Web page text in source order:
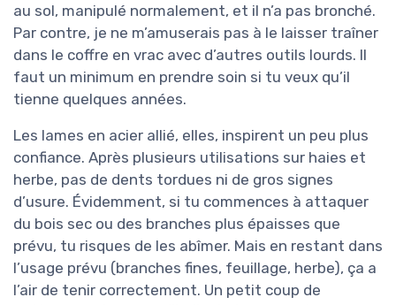
au sol, manipulé normalement, et il n’a pas bronché.
Par contre, je ne m’amuserais pas à le laisser traîner
dans le coffre en vrac avec d’autres outils lourds. Il
faut un minimum en prendre soin si tu veux qu’il
tienne quelques années.
Les lames en acier allié, elles, inspirent un peu plus
confiance. Après plusieurs utilisations sur haies et
herbe, pas de dents tordues ni de gros signes
d’usure. Évidemment, si tu commences à attaquer
du bois sec ou des branches plus épaisses que
prévu, tu risques de les abîmer. Mais en restant dans
l’usage prévu (branches fines, feuillage, herbe), ça a
l’air de tenir correctement. Un petit coup de